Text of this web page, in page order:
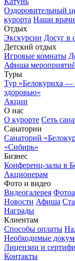
Оздоровительный
курорта Наши врачи
Отдых
Экскурсии Досуг в
Детский отдых
Игровые комнаты
Афиша
Туры
Тур «Белокуриха —
здоровью»
Акции
О нас
О курорте Сеть
Санатории
Санаторий
«Сибирь»
Бизнес
Конференц-залы в
Акционерам
Фото и видео
Видеогалерея
Новости Афиша
Награды
Клиентам
Способы оплаты
Необходимые
Лицензии и
Контакты